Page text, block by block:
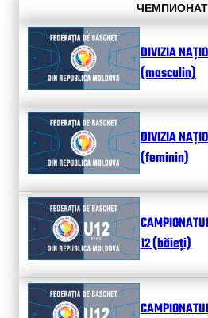
DIVIZIA
(masculin)
DIVIZIA
(feminin)
12 (băieți)